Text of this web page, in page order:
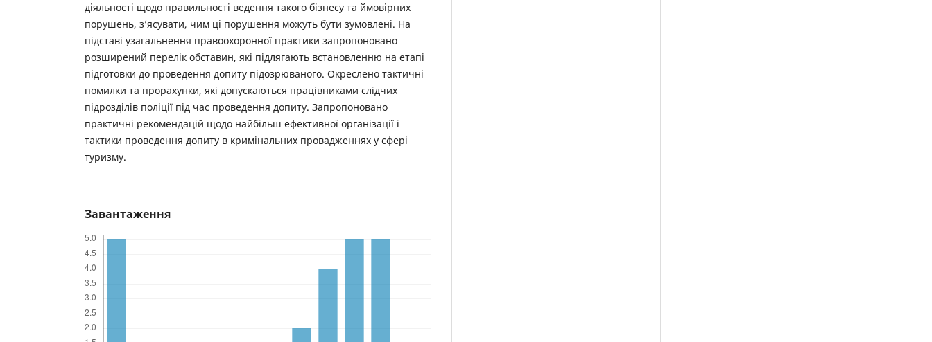
діяльності щодо правильності ведення такого бізнесу та ймовірних
порушень, з’ясувати, чим ці порушення можуть бути зумовлені. На
підставі узагальнення правоохоронної практики запропоновано
розширений перелік обставин, які підлягають встановленню на етапі
підготовки до проведення допиту підозрюваного. Окреслено тактичні
помилки та прорахунки, які допускаються працівниками слідчих
підрозділів поліції під час проведення допиту. Запропоновано
практичні рекомендацій щодо найбільш ефективної організації і
тактики проведення допиту в кримінальних провадженнях у сфері
туризму.
Завантаження